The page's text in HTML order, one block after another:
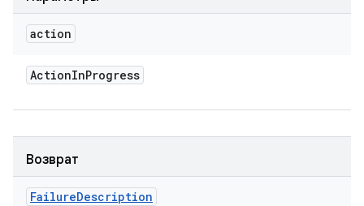
action
ActionInProgress
Возврат
FailureDescription